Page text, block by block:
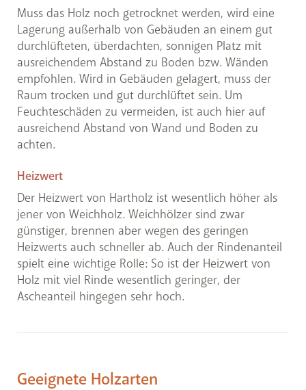
Muss das Holz noch getrocknet werden, wird eine
Lagerung außerhalb von Gebäuden an einem gut
durchlüfteten, überdachten, sonnigen Platz mit
ausreichendem Abstand zu Boden bzw. Wänden
empfohlen. Wird in Gebäuden gelagert, muss der
Raum trocken und gut durchlüftet sein. Um
Feuchteschäden zu vermeiden, ist auch hier auf
ausreichend Abstand von Wand und Boden zu
achten.
Heizwert
Der Heizwert von Hartholz ist wesentlich höher als
jener von Weichholz. Weichhölzer sind zwar
günstiger, brennen aber wegen des geringen
Heizwerts auch schneller ab. Auch der Rindenanteil
spielt eine wichtige Rolle: So ist der Heizwert von
Holz mit viel Rinde wesentlich geringer, der
Ascheanteil hingegen sehr hoch.
Geeignete Holzarten